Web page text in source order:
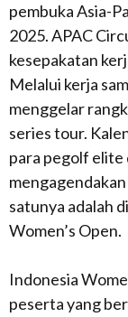
pembuka Asia-
2025. APAC
kesepakatan
Melalui kerja
menggelar
series tour.
para pegolf
satunya adalah
Women’s Open.
Indonesia
peserta yang